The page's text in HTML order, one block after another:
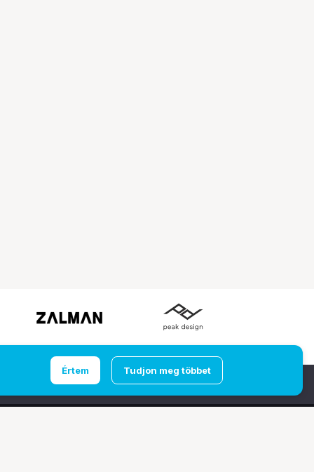
Ugrás az oldal tetejére
Értem Tudjon meg többet